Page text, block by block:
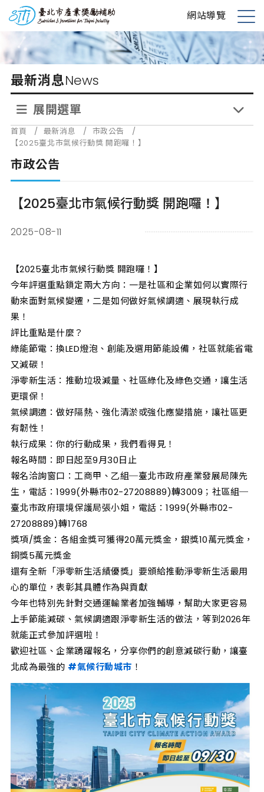
到
要
內
台北市產業獎勵補助 網站導覽
展
開
選
單
最新消息News
展開選單
首頁 / 最新消息 / 市政公告
/
【2025臺北市氣候行動獎 開跑囉！】
市政公告
【2025臺北市氣候行動獎 開跑囉！】
2025-08-11
【2025臺北市氣候行動獎 開跑囉！】
今年評選重點鎖定兩大方向：一是社區和企業如何以實際行
動來面對氣候變遷，二是如何做好氣候調適、展現執行成
果！
評比重點是什麼？
綠能節電：換LED燈泡、創能及選用節能設備，社區就能省電
又減碳！
淨零新生活：推動垃圾減量、社區綠化及綠色交通，讓生活
更環保！
氣候調適：做好隔熱、強化清淤或強化應變措施，讓社區更
有韌性！
執行成果：你的行動成果，我們看得見！
報名時間：即日起至9月30日止
報名洽詢窗口：工商甲、乙組─臺北市政府產業發展局陳先
生，電話：1999(外縣市02-27208889)轉3009；社區組─
臺北市政府環境保護局張小姐，電話：1999(外縣市02-
27208889)轉1768
獎項/獎金：各組金獎可獲得20萬元獎金，銀獎10萬元獎金，
銅獎5萬元獎金
還有全新「淨零新生活績優獎」要頒給推動淨零新生活最用
心的單位，表彰其具體作為與貢獻
今年也特別先針對交通運輸業者加強輔導，幫助大家更容易
上手節能減碳、氣候調適跟淨零新生活的做法，等到2026年
就能正式參加評選啦！
歡迎社區、企業踴躍報名，分享你們的創意減碳行動，讓臺
北成為最強的 #氣候行動城市 ！